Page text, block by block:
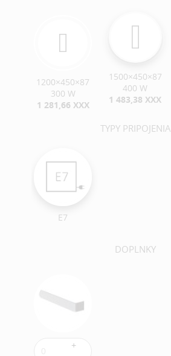
1200×450×87
300 W
1 281,66 XXX
1500×450×87
400 W
1 483,38 XXX
TYPY PRIPOJENIA
E7
DOPLNKY